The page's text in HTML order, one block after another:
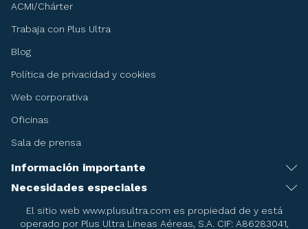
ACMI/Chárter
Trabaja con Plus Ultra
Blog
Política de privacidad y cookies
Web corporativa
Oficinas
Sala de prensa
Información importante
Recomendaciones antes de viajar
Condiciones del billete
Necesidades especiales
Servicio de asistencia especial
El sitio web www.plusultra.com es propiedad de y está
operado por Plus Ultra Líneas Aéreas, S.A. CIF: A86283041,